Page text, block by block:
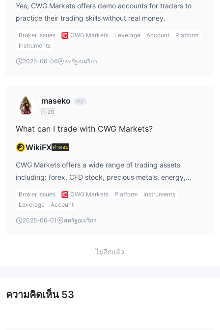
Yes, CWG Markets offers demo accounts for traders to
practice their trading skills without real money.
Broker Issues CWG Markets Leverage Account
Platform
Instruments
2025-06-06 สหรัฐอเมริกา
maseko
1-2ปี
What can I trade with CWG Markets?
WikiFXคำตอบ
CWG Markets offers a wide range of trading assets
including: forex, CFD stock, precious metals, energy,
indices, and com. futures. The rich asset provides traders
with more choices.
Broker Issues CWG Markets Platform
Instruments
Leverage
Account
2025-06-01 สหรัฐอเมริกา
ไม่อีกแล้ว
ความคิดเห็น 53